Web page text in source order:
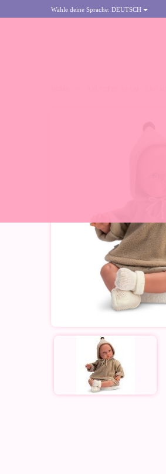
Wähle deine Sprache: DEUTSCH